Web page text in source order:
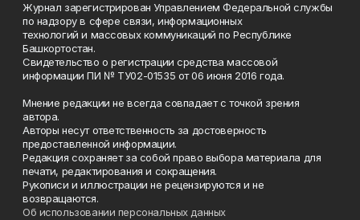
Журнал зарегистрирован Управлением Федеральной службы
по надзору в сфере связи, информационных
технологий и массовых коммуникаций по Республике
Башкортостан.
Свидетельство о регистрации средства массовой
информации ПИ № ТУ02-01535 от 06 июня 2016 года.
Мнение редакции не всегда совпадает с точкой зрения
автора.
Авторы несут ответственность за достоверность
предоставленной информации.
Редакция сохраняет за собой право выбора материала для
печати, редактирования и сокращения.
Рукописи и иллюстрации не рецензируются и не
возвращаются.
Об использовании персональных данных